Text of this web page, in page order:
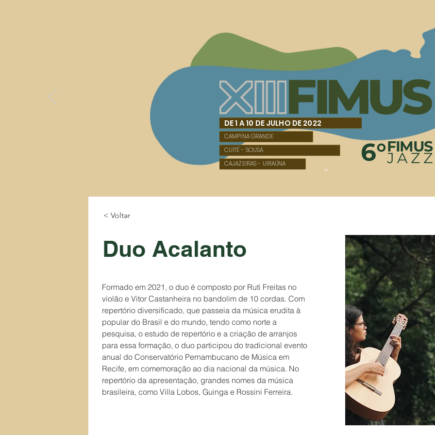
DE 1 A 10 DE JULHO DE 2022
CAMPINA GRANDE
CUITÉ - SOUSA
CAJAZEIRAS - UIRAÚNA
FIMUS
6°
< Voltar
Duo Acalanto
Formado em 2021, o duo é composto por Ruti Freitas no
violão e Vitor Castanheira no bandolim de 10 cordas. Com
repertório diversificado, que passeia da música erudita à
popular do Brasil e do mundo, tendo como norte a
pesquisa, o estudo de repertório e a criação de arranjos
para essa formação, o duo participou do tradicional evento
anual do Conservatório Pernambucano de Música em
Recife, em comemoração ao dia nacional da música. No
repertório da apresentação, grandes nomes da música
brasileira, como Villa Lobos, Guinga e Rossini Ferreira.